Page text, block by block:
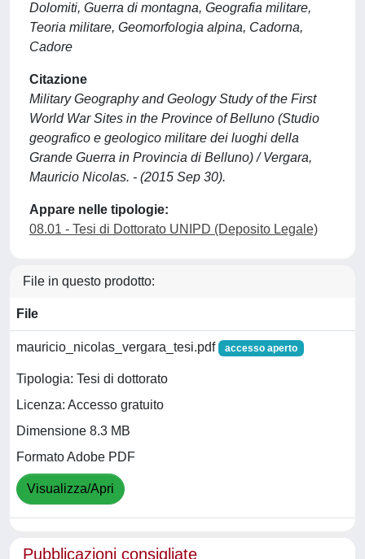
Dolomiti, Guerra di montagna, Geografia militare,
Teoria militare, Geomorfologia alpina, Cadorna,
Cadore
Citazione
Military Geography and Geology Study of the First
World War Sites in the Province of Belluno (Studio
geografico e geologico militare dei luoghi della
Grande Guerra in Provincia di Belluno) / Vergara,
Mauricio Nicolas. - (2015 Sep 30).
Appare nelle tipologie:
08.01 - Tesi di Dottorato UNIPD (Deposito Legale)
File in questo prodotto:
File
mauricio_nicolas_vergara_tesi.pdf accesso aperto
Tipologia: Tesi di dottorato
Licenza: Accesso gratuito
Dimensione 8.3 MB
Formato Adobe PDF
Visualizza/Apri
Pubblicazioni consigliate